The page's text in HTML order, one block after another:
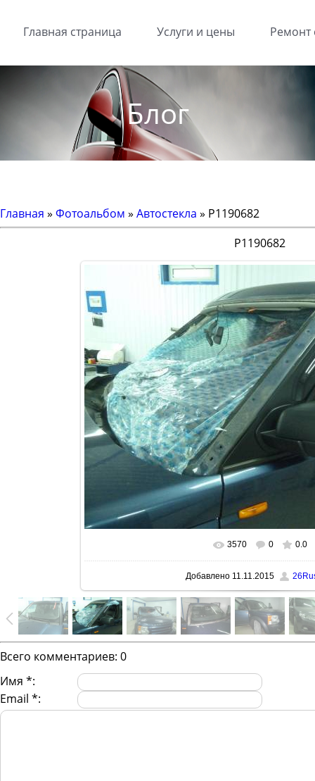
Главная страница Услуги и цены Ремонт
Блог
Главная » Фотоальбом » Автостекла » P1190682
P1190682
В реальном размере 1600x1200
3570 0 0.0
Добавлено11.11.2015
Всего комментариев: 0
Имя *:
Email *: